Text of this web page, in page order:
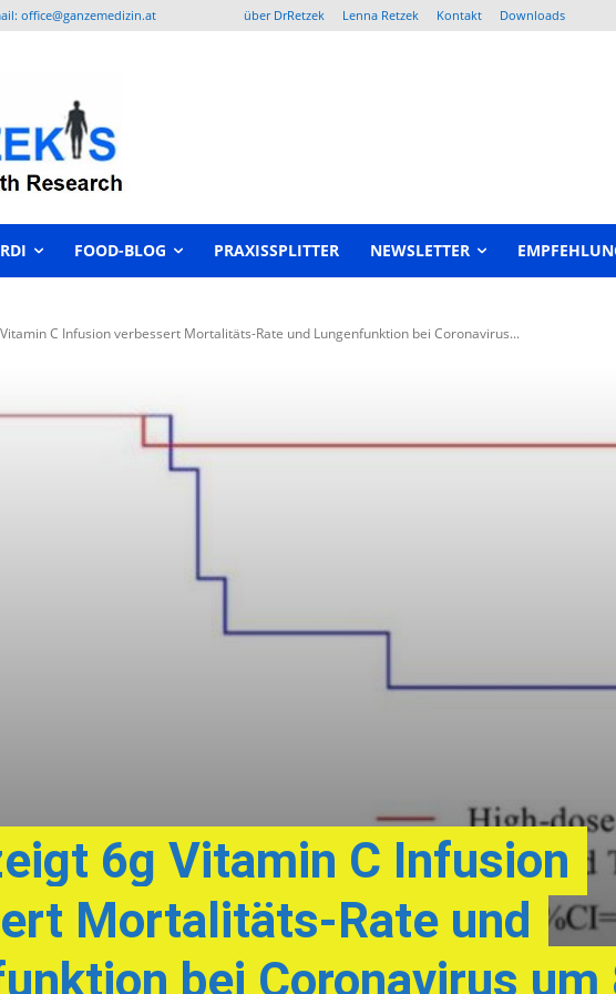
office@ganzemedizin.at über DrRetzek Lenna Retzek Kontakt Downloads
FOOD-BLOG PRAXISSPLITTER NEWSLETTER
C Infusion verbessert Mortalitäts-Rate und Lungenfunktion bei Coronavirus...
6g Vitamin C Infusion
Mortalitäts-Rate und
bei Coronavirus um